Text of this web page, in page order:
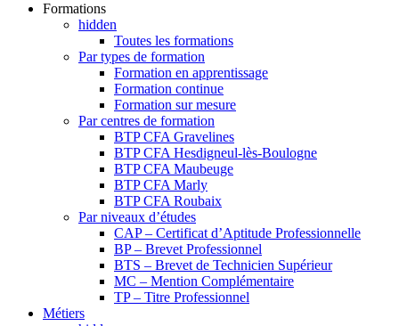
Formations
hidden
Toutes les formations
Par types de formation
Formation en apprentissage
Formation continue
Formation sur mesure
Par centres de formation
BTP CFA Gravelines
BTP CFA Hesdigneul-lès-Boulogne
BTP CFA Maubeuge
BTP CFA Marly
BTP CFA Roubaix
Par niveaux d’études
CAP – Certificat d’Aptitude Professionnelle
BP – Brevet Professionnel
BTS – Brevet de Technicien Supérieur
MC – Mention Complémentaire
TP – Titre Professionnel
Métiers